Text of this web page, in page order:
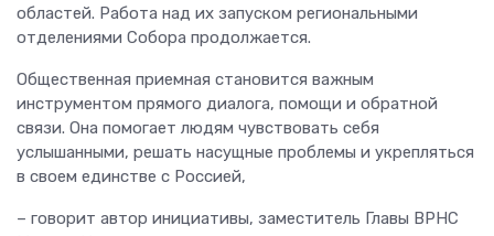
областей. Работа над их запуском региональными
отделениями Собора продолжается.
Общественная приемная становится важным
инструментом прямого диалога, помощи и обратной
связи. Она помогает людям чувствовать себя
услышанными, решать насущные проблемы и укрепляться
в своем единстве с Россией,
– говорит автор инициативы, заместитель Главы ВРНС